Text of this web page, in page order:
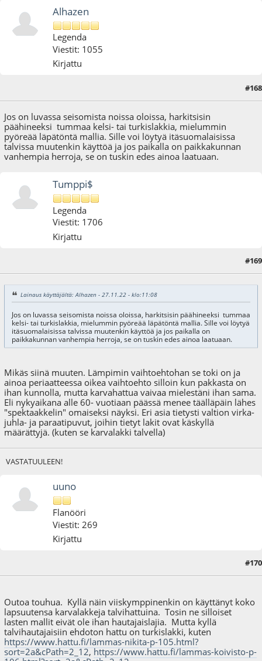
Alhazen
Legenda
Viestit: 1055
Kirjattu
#168
Jos on luvassa seisomista noissa oloissa, harkitsisin
päähineeksi tummaa kelsi- tai turkislakkia, mielummin
pyöreää läpätöntä mallia. Sille voi löytyä itäsuomalaisissa
talvissa muutenkin käyttöä ja jos paikalla on paikkakunnan
vanhempia herroja, se on tuskin edes ainoa laatuaan.
Tumppi$
Legenda
Viestit: 1706
Kirjattu
#169
Lainaus käyttäjältä: Alhazen - 27.11.22 - klo:11:08
Jos on luvassa seisomista noissa oloissa, harkitsisin päähineeksi tummaa
kelsi- tai turkislakkia, mielummin pyöreää läpätöntä mallia. Sille voi löytyä
itäsuomalaisissa talvissa muutenkin käyttöä ja jos paikalla on
paikkakunnan vanhempia herroja, se on tuskin edes ainoa laatuaan.
Mikäs siinä muuten. Lämpimin vaihtoehtohan se toki on ja
ainoa periaatteessa oikea vaihtoehto silloin kun pakkasta on
ihan kunnolla, mutta karvahattua vaivaa mielestäni ihan sama.
Eli nykyaikana alle 60- vuotiaan päässä menee täälläpäin lähes
"spektaakkelin" omaiseksi näyksi. Eri asia tietysti valtion virka-
juhla- ja paraatipuvut, joihin tietyt lakit ovat käskyllä
määrättyjä. (kuten se karvalakki talvella)
VASTATUULEEN!
uuno
Flanööri
Viestit: 269
Kirjattu
#170
Outoa touhua. Kyllä näin viiskymppinenkin on käyttänyt koko
lapsuutensa karvalakkeja talvihattuina. Tosin ne silloiset
lasten mallit eivät ole ihan hautajaislajia. Mutta kyllä
talvihautajaisiin ehdoton hattu on turkislakki, kuten
https://www.hattu.fi/lammas-nikita-p-105.html?
sort=2a&cPath=2_12,https://www.hattu.fi/lammas-koivisto-p-